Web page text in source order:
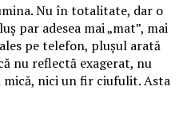
Nu în totalitate, dar o
par adesea mai „mat”, mai
pe telefon, plușul arată
nu reflectă exagerat, nu
mică, nici un fir ciufulit. Asta